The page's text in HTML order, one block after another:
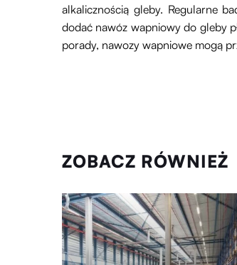
alkalicznością gleby. Regularne
dodać nawóz wapniowy do gleby
porady, nawozy wapniowe mogą
ZOBACZ RÓWNIEŻ